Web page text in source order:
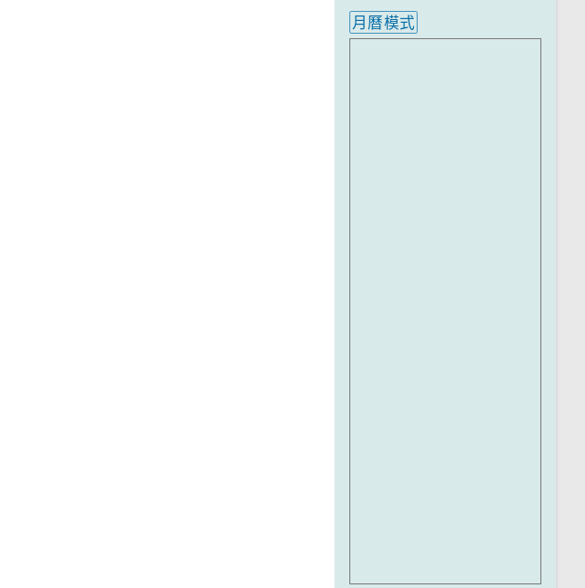
月曆模式